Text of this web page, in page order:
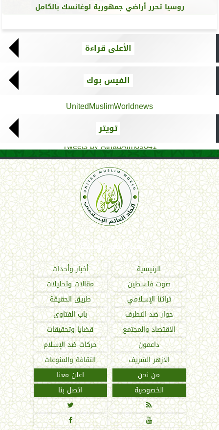
روسيا تحرر أراضي جمهورية لوغانسك بالكامل
الأعلى قراءة
الفيس بوك
UnitedMuslimWorldnews
تويتر
Tweets by AthadAlm69641
اتحاد العالم الإسلامي
الرئيسية
أخبار وأحداث
صوت فلسطين
مقالات وتحليلات
تراثنا الإسلامي
طريق الحقيقة
حوار ضد التطرف
باب الفتاوى
الاقتصاد والمجتمع
قضايا وتحقيقات
داعمون
حركات ضد الإسلام
الأزهر الشريف
الثقافة والمنوعات
من نحن
اعلن معنا
الخصوصية
اتصل بنا



